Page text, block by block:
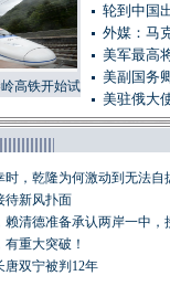
高铁开始试
轮到中国
外媒：马
美军最高
美副国务
美驻俄大
时，乾隆为何激动到无法自
待新风扑面
赖清德准备承认两岸一中，
重大突破！
唐双宁被判12年